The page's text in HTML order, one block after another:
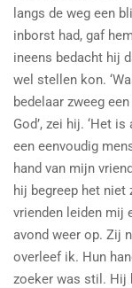
langs de weg een
inborst had, gaf
ineens bedacht hij
wel stellen kon.
bedelaar zweeg
God’, zei hij. ‘Het
een eenvoudig
hand van mijn
hij begreep het niet
vrienden leiden mij
avond weer op. Zij
overleef ik. Hun
zoeker was stil. Hij